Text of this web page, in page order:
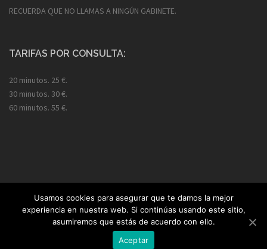
RECUERDA QUE NO LLAMAS A NINGÚN GABINETE.
TARIFAS POR CONSULTA:
20 minutos. 25 €.
30 minutos. 30 €.
60 minutos. 55 €.
Tarot Isabel. Todos los derechos reservados. Aviso legal y
Usamos cookies para asegurar que te damos la mejor
experiencia en nuestra web. Si continúas usando este sitio,
asumiremos que estás de acuerdo con ello.
Aceptar